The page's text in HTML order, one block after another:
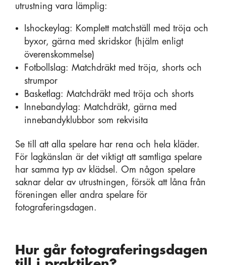
utrustning vara lämplig:
Ishockeylag: Komplett matchställ med tröja och
byxor, gärna med skridskor (hjälm enligt
överenskommelse)
Fotbollslag: Matchdräkt med tröja, shorts och
strumpor
Basketlag: Matchdräkt med tröja och shorts
Innebandylag: Matchdräkt, gärna med
innebandyklubbor som rekvisita
Se till att alla spelare har rena och hela kläder.
För lagkänslan är det viktigt att samtliga spelare
har samma typ av klädsel. Om någon spelare
saknar delar av utrustningen, försök att låna från
föreningen eller andra spelare för
fotograferingsdagen.
Hur går fotograferingsdagen